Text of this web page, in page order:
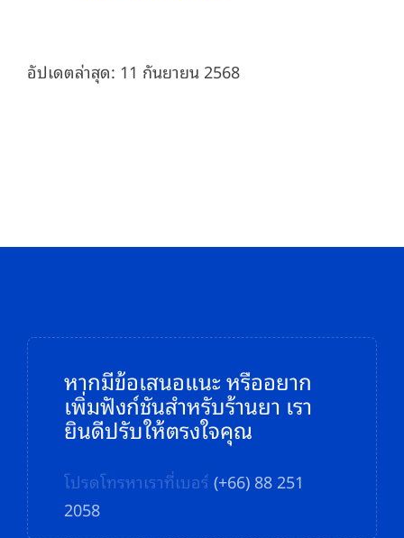
อัปเดตล่าสุด: 11 กันยายน 2568
หากมีข้อเสนอแนะ หรืออยาก
เพิ่มฟังก์ชันสำหรับร้านยา เรา
ยินดีปรับให้ตรงใจคุณ
โปรดโทรหาเราที่เบอร์ (+66) 88 251
2058